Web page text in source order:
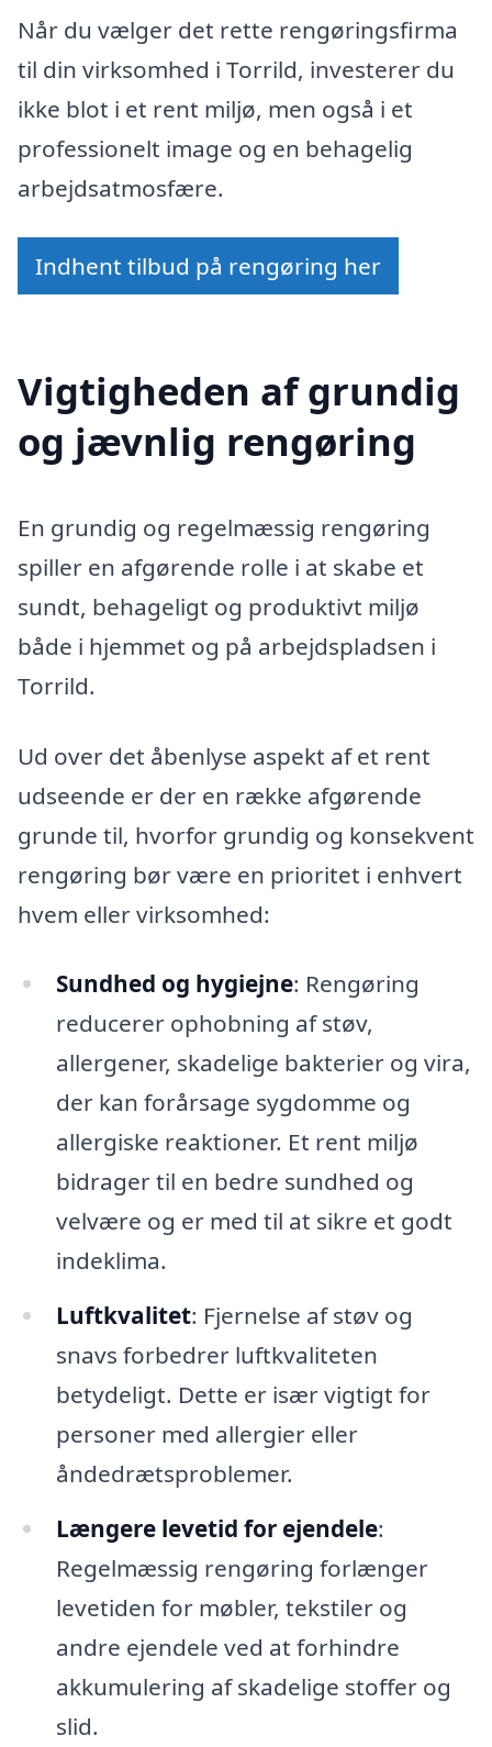
Når du vælger det rette rengøringsfirma
til din virksomhed i Torrild, investerer du
ikke blot i et rent miljø, men også i et
professionelt image og en behagelig
arbejdsatmosfære.
Indhent tilbud på rengøring her
Vigtigheden af grundig
og jævnlig rengøring
En grundig og regelmæssig rengøring
spiller en afgørende rolle i at skabe et
sundt, behageligt og produktivt miljø
både i hjemmet og på arbejdspladsen i
Torrild.
Ud over det åbenlyse aspekt af et rent
udseende er der en række afgørende
grunde til, hvorfor grundig og konsekvent
rengøring bør være en prioritet i enhvert
hvem eller virksomhed:
Sundhed og hygiejne: Rengøring
reducerer ophobning af støv,
allergener, skadelige bakterier og vira,
der kan forårsage sygdomme og
allergiske reaktioner. Et rent miljø
bidrager til en bedre sundhed og
velvære og er med til at sikre et godt
indeklima.
Luftkvalitet: Fjernelse af støv og
snavs forbedrer luftkvaliteten
betydeligt. Dette er især vigtigt for
personer med allergier eller
åndedrætsproblemer.
Længere levetid for ejendele:
Regelmæssig rengøring forlænger
levetiden for møbler, tekstiler og
andre ejendele ved at forhindre
akkumulering af skadelige stoffer og
slid.